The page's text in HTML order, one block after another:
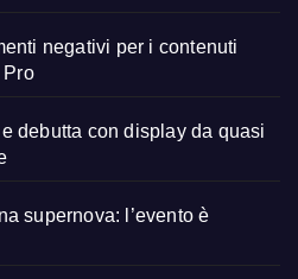
negativi per i contenuti
debutta con display da quasi
supernova: l’evento è